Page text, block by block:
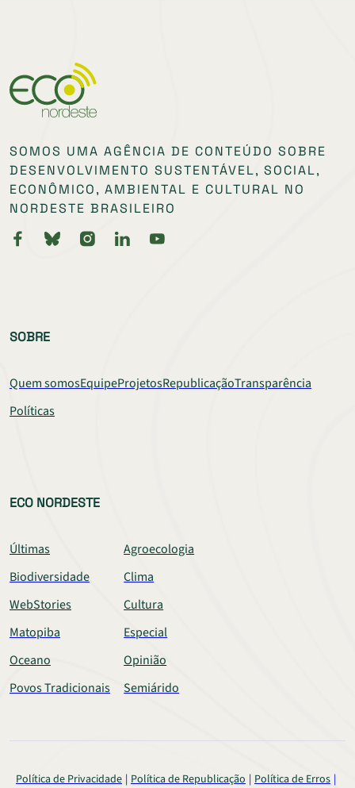
SOMOS UMA AGÊNCIA DE CONTEÚDO SOBRE
DESENVOLVIMENTO SUSTENTÁVEL, SOCIAL,
ECONÔMICO, AMBIENTAL E CULTURAL NO
NORDESTE BRASILEIRO
SOBRE
Quem somosEquipeProjetosRepublicaçãoTransparência
Políticas
ECO NORDESTE
Últimas
Agroecologia
Biodiversidade
Clima
WebStories
Cultura
Matopiba
Especial
Oceano
Opinião
Povos Tradicionais
Semiárido
Política de Privacidade Política de Republicação Política de Erros